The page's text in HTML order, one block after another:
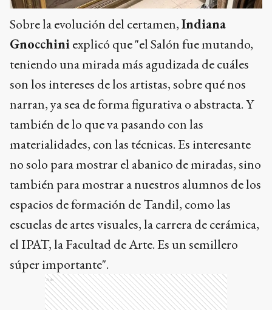
Sobre la evolución del certamen,Indiana
Gnocchiniexplicó que "el Salón fue mutando,
teniendo una mirada más agudizada de cuáles
son los intereses de los artistas, sobre qué nos
narran, ya sea de forma figurativa o abstracta. Y
también de lo que va pasando con las
materialidades, con las técnicas. Es interesante
no solo para mostrar el abanico de miradas, sino
también para mostrar a nuestros alumnos de los
espacios de formación de Tandil, como las
escuelas de artes visuales, la carrera de cerámica,
el IPAT, la Facultad de Arte. Es un semillero
súper importante".
Ads